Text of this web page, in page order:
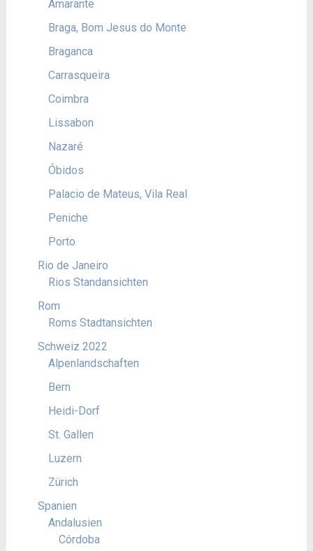
Amarante
Braga, Bom Jesus do Monte
Braganca
Carrasqueira
Coimbra
Lissabon
Nazaré
Óbidos
Palacio de Mateus, Vila Real
Peniche
Porto
Rio de Janeiro
Rios Standansichten
Rom
Roms Stadtansichten
Schweiz 2022
Alpenlandschaften
Bern
Heidi-Dorf
St. Gallen
Luzern
Zürich
Spanien
Andalusien
Córdoba